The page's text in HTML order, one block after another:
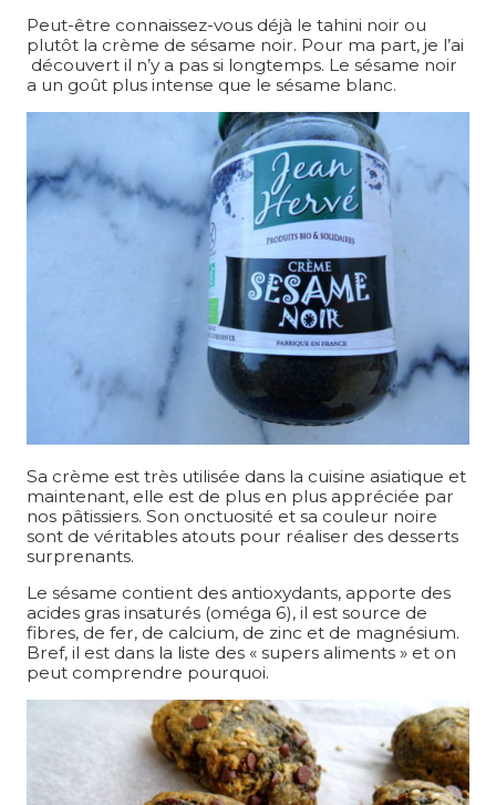
Peut-être connaissez-vous déjà le tahini noir ou
plutôt la crème de sésame noir. Pour ma part, je l’ai
découvert il n’y a pas si longtemps. Le sésame noir
a un goût plus intense que le sésame blanc.
Sa crème est très utilisée dans la cuisine asiatique et
maintenant, elle est de plus en plus appréciée par
nos pâtissiers. Son onctuosité et sa couleur noire
sont de véritables atouts pour réaliser des desserts
surprenants.
Le sésame contient des antioxydants, apporte des
acides gras insaturés (oméga 6), il est source de
fibres, de fer, de calcium, de zinc et de magnésium.
Bref, il est dans la liste des « supers aliments » et on
peut comprendre pourquoi.